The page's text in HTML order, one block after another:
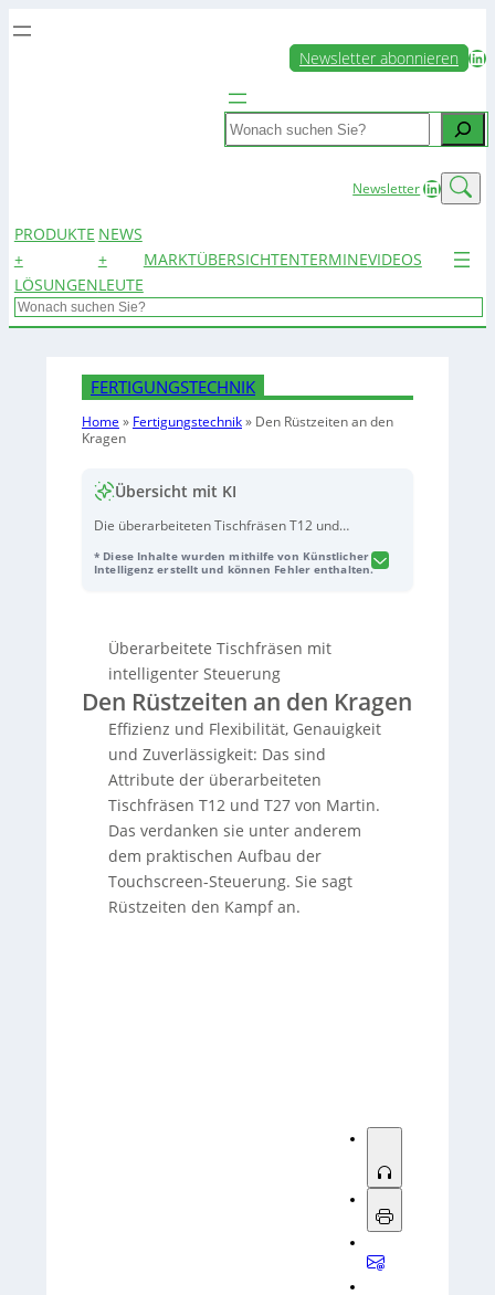
Newsletter abonnieren LinkedIn
Search
NewsletterLinkedIn
PRODUKTE
+
LÖSUNGEN
NEWS
+
LEUTE
MARKTÜBERSICHTENTERMINEVIDEOS
Search
FERTIGUNGSTECHNIK
Home » Fertigungstechnik» Den Rüstzeiten an den
Kragen
Übersicht mit KI
Die überarbeiteten Tischfräsen T12 und
10,1 Zoll Touchscreen-Steuerung
eine leicht zu bedienende Oberfläche zur
schnellen und flexiblen Einrichtung von
Fräsarbeiten, ohne
Programmierungsaufwand. Die Fräsen
ermöglichen präzise
Wiederholgenauigkeiten und sind mit
modernen Features wie elektrisch
einstellbaren Tischringen ausgestattet. Sie
flexible und qualitativ hochwertige
Fertigung benötigen, und lassen sich
individuell an Kundenanforderungen
anpassen.
* Diese Inhalte wurden mithilfe von Künstlicher
Intelligenz erstellt und können Fehler enthalten.
Überarbeitete Tischfräsen mit
intelligenter Steuerung
Den Rüstzeiten an den Kragen
Effizienz und Flexibilität, Genauigkeit
und Zuverlässigkeit: Das sind
Attribute der überarbeiteten
Tischfräsen T12 und T27 von Martin.
Das verdanken sie unter anderem
dem praktischen Aufbau der
Touchscreen-Steuerung. Sie sagt
Rüstzeiten den Kampf an.